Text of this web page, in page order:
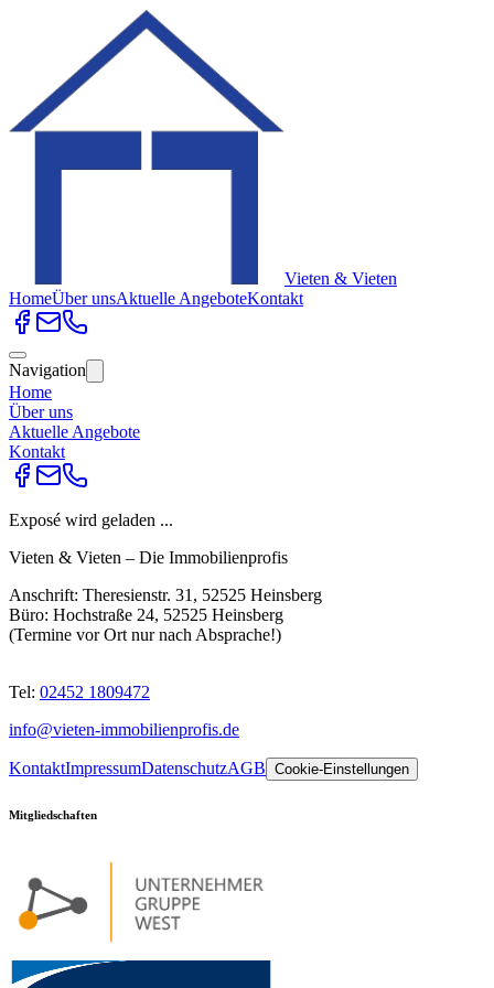
Vieten & Vieten
HomeÜber unsAktuelle AngeboteKontakt
Navigation
Home
Über uns
Aktuelle Angebote
Kontakt
Exposé wird geladen ...
Vieten & Vieten – Die Immobilienprofis
Anschrift: Theresienstr. 31, 52525 Heinsberg
Büro: Hochstraße 24, 52525 Heinsberg
(Termine vor Ort nur nach Absprache!)
Tel: 02452 1809472
info@vieten-immobilienprofis.de
KontaktImpressumDatenschutzAGB Cookie-Einstellungen
Mitgliedschaften